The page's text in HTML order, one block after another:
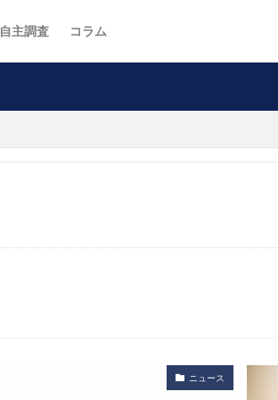
自主調査 コラム
ニュース